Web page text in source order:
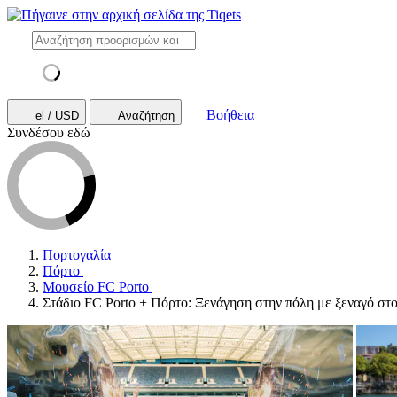
el / USD Αναζήτηση
Βοήθεια
Συνδέσου εδώ
Πορτογαλία
Πόρτο
Μουσείο FC Porto
Στάδιο FC Porto + Πόρτο: Ξενάγηση στην πόλη με ξεναγό